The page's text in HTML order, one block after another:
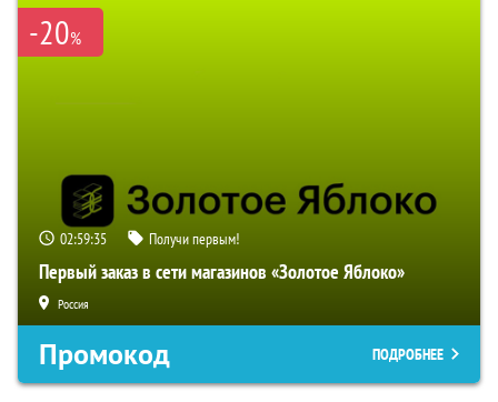
-20%
02:59:35 Получи первым!
Первый заказ в сети магазинов «Золотое Яблоко»
Россия
Промокод ПОДРОБНЕЕ